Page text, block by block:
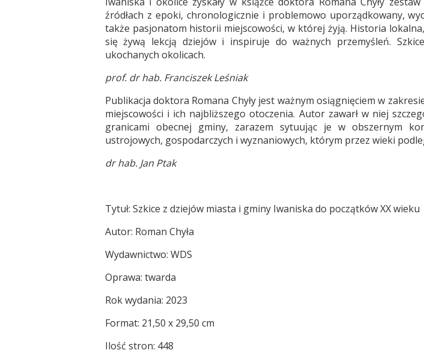
źródłach z epoki, chronologicznie i problemowo uporządkowany,
także pasjonatom historii miejscowości, w której żyją. Historia
się żywą lekcją dziejów i inspiruje do ważnych przemyśleń.
ukochanych okolicach.
prof. dr hab. Franciszek Leśniak
Publikacja doktora Romana Chyły jest ważnym osiągnięciem w
miejscowości i ich najbliższego otoczenia. Autor zawarł w niej
granicami obecnej gminy, zarazem sytuując je w obszernym
ustrojowych, gospodarczych i wyznaniowych, którym przez wieki
dr hab. Jan Ptak
Tytuł: Szkice z dziejów miasta i gminy Iwaniska do początków XX wieku
Autor: Roman Chyła
Wydawnictwo: WDS
Oprawa: twarda
Rok wydania: 2023
Format: 21,50 x 29,50 cm
Ilość stron: 448